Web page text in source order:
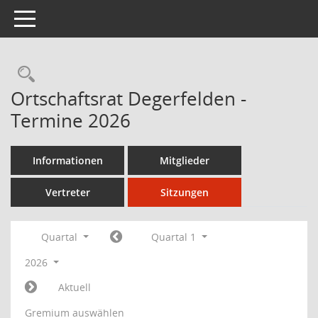
Toggle navigation
Ortschaftsrat Degerfelden -
Termine 2026
Informationen Mitglieder
Vertreter Sitzungen
Quartal
Quartal 1
2026
Aktuell
Gremium auswählen